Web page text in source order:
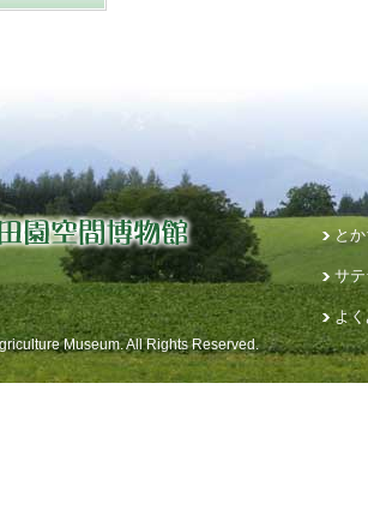
と
サ
よ
Museum. All Rights Reserved.